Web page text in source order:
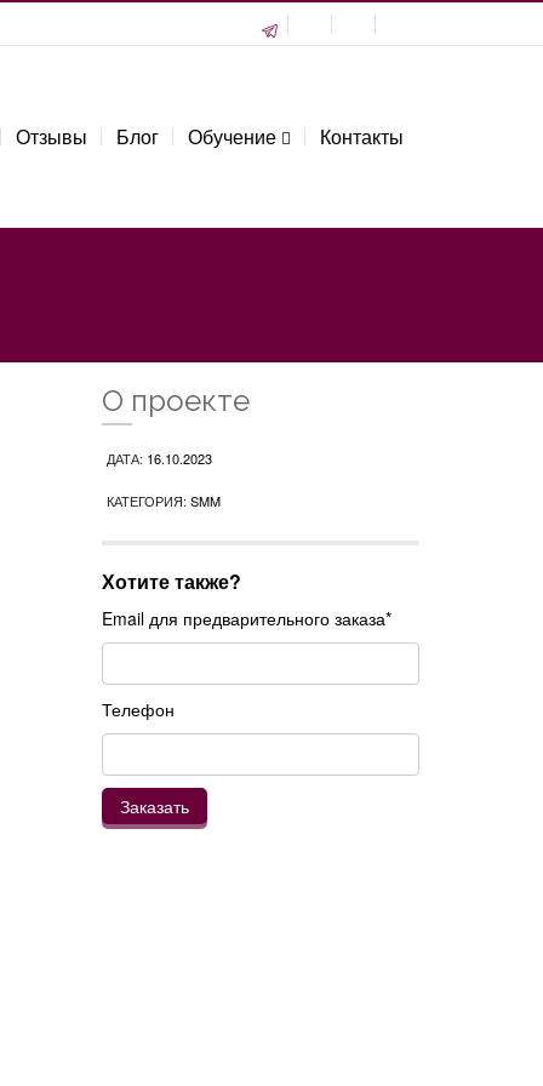
Отзывы Блог Обучение Контакты
О проекте
ДАТА: 16.10.2023
КАТЕГОРИЯ: SMM
Хотите также?
Email для предварительного заказа*
Телефон